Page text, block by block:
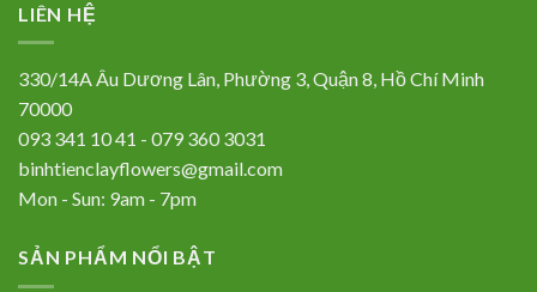
LIÊN HỆ
330/14A Âu Dương Lân, Phường 3, Quận 8, Hồ Chí Minh
70000
093 341 10 41 - 079 360 3031
binhtienclayflowers@gmail.com
Mon - Sun: 9am - 7pm
SẢN PHẨM NỔI BẬT